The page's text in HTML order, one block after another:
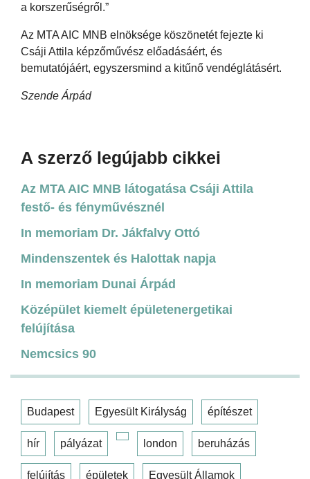
a korszerűségről.”
Az MTA AIC MNB elnöksége köszönetét fejezte ki
Csáji Attila képzőművész előadásáért, és
bemutatójáért, egyszersmind a kitűnő vendéglátásért.
Szende Árpád
A szerző legújabb cikkei
Az MTA AIC MNB látogatása Csáji Attila
festő- és fényművésznél
In memoriam Dr. Jákfalvy Ottó
Mindenszentek és Halottak napja
In memoriam Dunai Árpád
Középület kiemelt épületenergetikai
felújítása
Nemcsics 90
Budapest Egyesült Királyság építészet
hír pályázat london beruházás
felújítás épületek Egyesült Államok